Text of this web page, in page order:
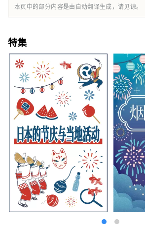
本页中的部分内容是由自动翻译生成，请见谅。
特集